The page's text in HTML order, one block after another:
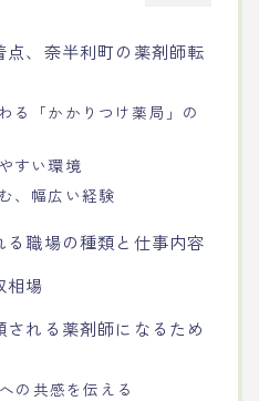
点、奈半利町の薬剤師転
る「かかりつけ薬局」の
すい環境
、幅広い経験
職場の種類と仕事内容
相場
れる薬剤師になるため
の共感を伝える